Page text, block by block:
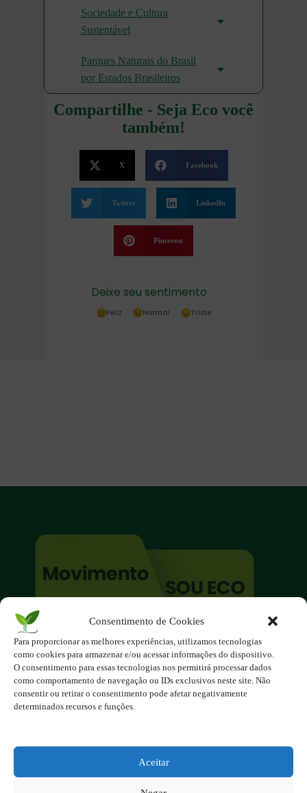
Consentimento de Cookies
Para proporcionar as melhores experiências, utilizamos tecnologias
como cookies para armazenar e/ou acessar informações do dispositivo.
O consentimento para essas tecnologias nos permitirá processar dados
como comportamento de navegação ou IDs exclusivos neste site. Não
consentir ou retirar o consentimento pode afetar negativamente
determinados recursos e funções.
Aceitar
Sociedade e Cultura
Sustentável
Parques Naturais do Brasil
por Estados Brasileiros
Compartilhe - Seja Eco você
também!
X Facebook
Twitter LinkedIn
Pinterest
Deixe seu sentimento
Feliz Normal Triste
O site é um movimento ambientalista!
Participe você também!
Podemos fazer muito
se nos unirmos!
Inscreva-se na Newsletter